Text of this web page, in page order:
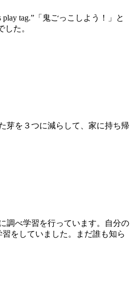
tag.”「鬼ごっこしよう！」と
た。
芽を３つに減らして、家に持ち帰
調べ学習を行っています。自分の
をしていました。まだ誰も知ら